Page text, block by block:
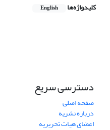
کلیدواژه‌ها English
دسترسی سریع
صفحه اصلی
درباره نشریه
اعضای هیات تحریریه